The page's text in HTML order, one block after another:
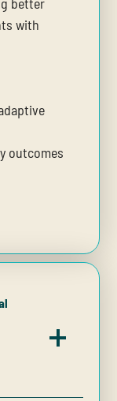
with
outcomes